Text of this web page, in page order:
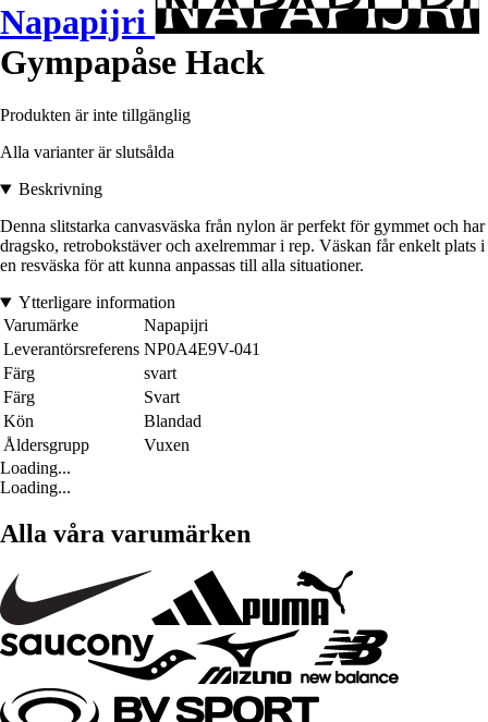
Napapijri
Gympapåse Hack
Produkten är inte tillgänglig
Alla varianter är slutsålda
Beskrivning
Denna slitstarka canvasväska från nylon är perfekt för gymmet och har
dragsko, retrobokstäver och axelremmar i rep. Väskan får enkelt plats i
en resväska för att kunna anpassas till alla situationer.
Ytterligare information
Varumärke
Napapijri
Leverantörsreferens NP0A4E9V-041
Färg
svart
Färg
Svart
Kön
Blandad
Åldersgrupp
Vuxen
Loading...
Loading...
Alla våra varumärken